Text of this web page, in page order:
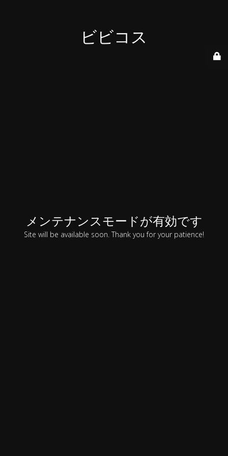
ビビコス
メンテナンスモードが有効です
Site will be available soon. Thank you for your patience!